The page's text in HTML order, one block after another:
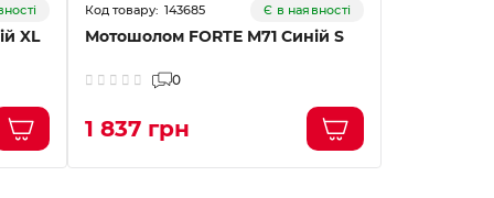
XL
143685 Є в наявності
Мотошолом FORTE M71 Синій S
0
1 837 грн